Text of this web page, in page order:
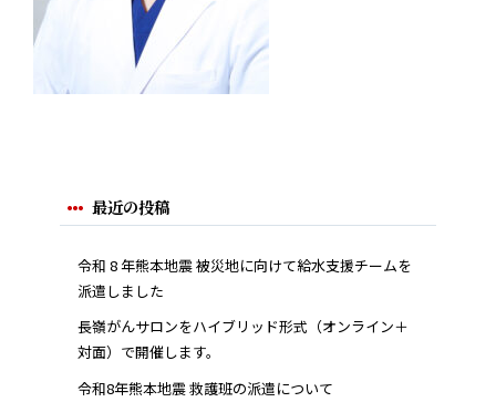
最近の投稿
令和 8 年熊本地震 被災地に向けて給水支援チームを
派遣しました
長嶺がんサロンをハイブリッド形式（オンライン＋
対面）で開催します。
令和8年熊本地震 救護班の派遣について